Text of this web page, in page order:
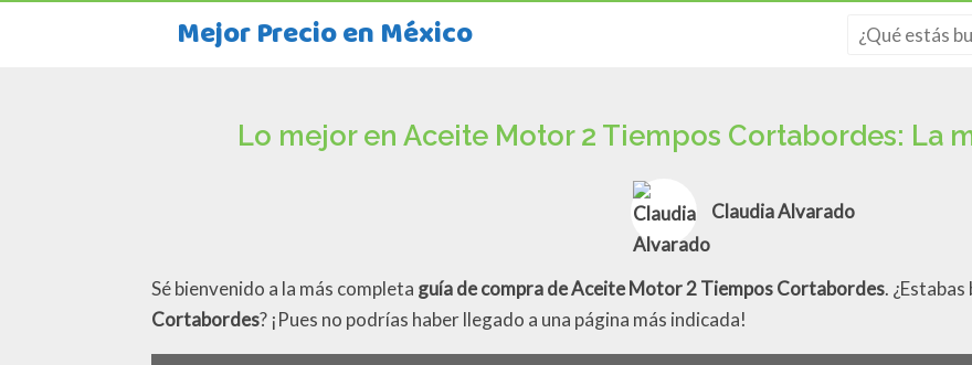
Mejor Precio en México
Lo mejor en Aceite Motor 2 Tiempos Cortabordes: La
Claudia Alvarado
Sé bienvenido a la más completa guía de compra de Aceite Motor 2 Tiempos Cortabordes.
Cortabordes? ¡Pues no podrías haber llegado a una página más indicada!